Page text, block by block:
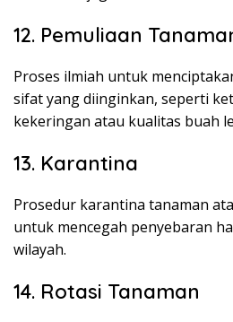
12. Pemuliaan
Proses ilmiah untuk
sifat yang diinginkan, seperti
kekeringan atau kualitas buah
13. Karantina
Prosedur karantina tanaman
untuk mencegah penyebaran
wilayah.
14. Rotasi Tanaman